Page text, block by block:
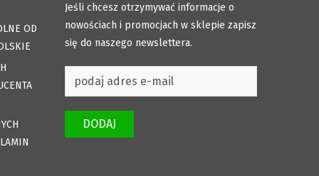
OD
Jeśli chcesz otrzymywać informacje o
nowościach i promocjach w sklepie zapisz
się do naszego newslettera.
DODAJ